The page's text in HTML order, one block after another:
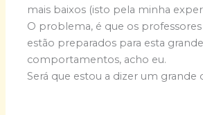
mais baixos (isto pela minha
O problema, é que os
estão preparados para esta
comportamentos, acho eu.
Será que estou a dizer um grande